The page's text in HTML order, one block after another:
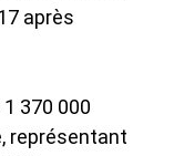
après
370 000
représentant